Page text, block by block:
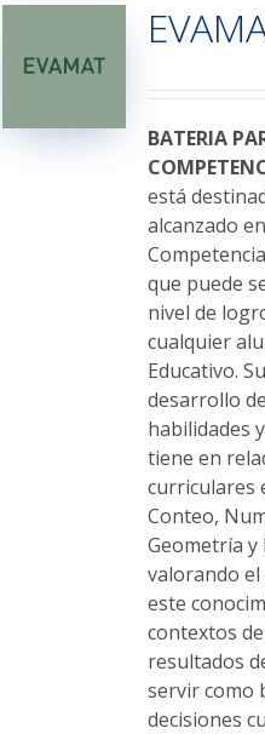
Las
opciones
elegir
en
la
página
de
producto
BATERIA
está
alcanzado
que puede
nivel de
cualquier
Educativo.
desarrollo
habilidades
tiene en
curriculares
Conteo,
Geometría y
valorando
este
contextos
resultados
servir como
decisiones